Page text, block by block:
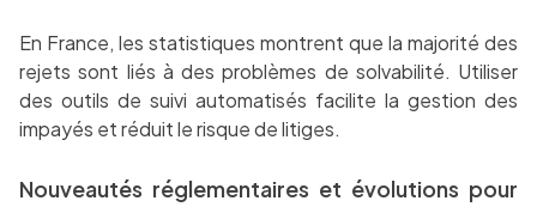
En France, les statistiques montrent que la majorité des
rejets sont liés à des problèmes de solvabilité. Utiliser
des outils de suivi automatisés facilite la gestion des
impayés et réduit le risque de litiges.
Nouveautés réglementaires et évolutions pour